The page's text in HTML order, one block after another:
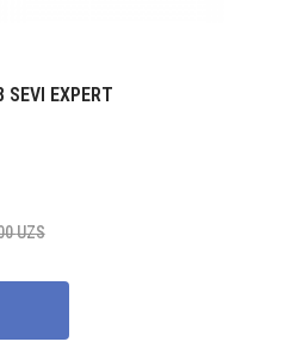
EXPERT
UZS